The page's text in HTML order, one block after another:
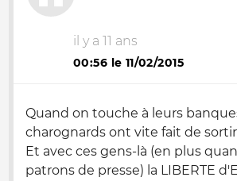
il y a 11 ans
00:56 le 11/02/2015
Quand on touche à leurs
charognards ont vite fait de
Et avec ces gens-là (en plus
patrons de presse) la LIBERTE